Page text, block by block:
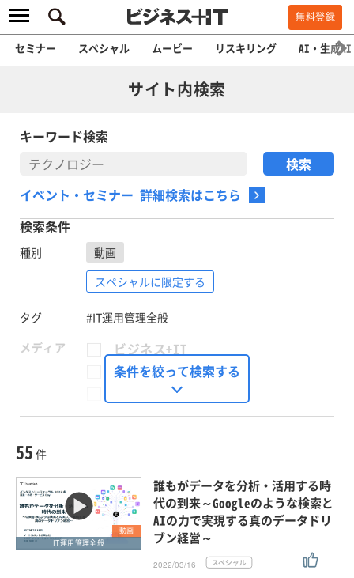
無料登録
セミナー スペシャル ムービー リスキリング AI・生成AI
サイト内検索
キーワード検索
イベント・セミナー 詳細検索はこちら
検索条件
種別
動画
スペシャルに限定する
タグ
#IT運用管理全般
メディア
ビジネス+IT
FinTech Journal
Seizo Trend
外部ニュース
スペシャルに限定する
条件を絞って検索する
55 件
動画
IT運用管理全般
誰もがデータを分析・活用する時
代の到来～Googleのような検索と
AIの力で実現する真のデータドリ
ブン経営～
2022/03/16